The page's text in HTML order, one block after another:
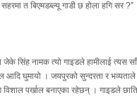
त बिएमडब्ल्यू गाडी छ होला हगि सर ?”
सिंह नामक त्यो गाइडले हामीलाई त्यस
घुमायो । जयपुरको सुन्दरता र भव्यताले
विशाल पर्खाल बनाएका रहेछन् । गाइडले